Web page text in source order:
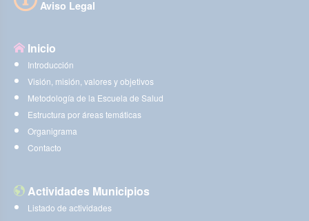
Aviso Legal
Inicio
Introducción
Visión, misión, valores y objetivos
Metodología de la Escuela de Salud
Estructura por áreas temáticas
Organigrama
Contacto
Actividades Municipios
Listado de actividades